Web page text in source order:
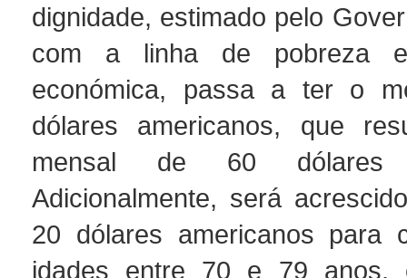
dignidade, estimado pelo
com a linha de pobreza
económica, passa a ter o
dólares americanos, que
mensal de 60 dólares
Adicionalmente, será
20 dólares americanos para
idades entre 70 e 79 anos,